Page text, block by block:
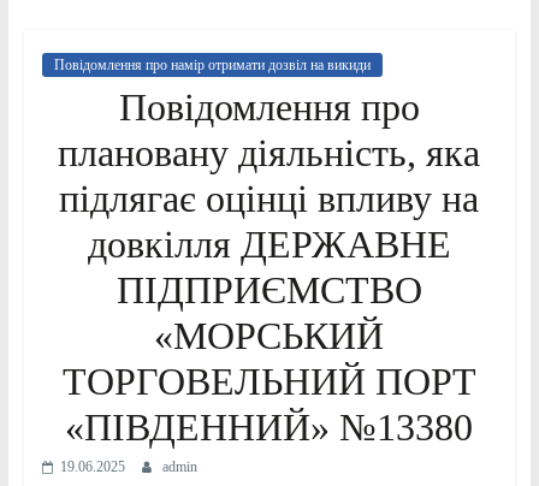
Повідомлення про намір отримати дозвіл на викиди
Повідомлення про
плановану діяльність, яка
підлягає оцінці впливу на
довкілля ДЕРЖАВНЕ
ПІДПРИЄМСТВО
«МОРСЬКИЙ
ТОРГОВЕЛЬНИЙ ПОРТ
«ПІВДЕННИЙ» №13380
19.06.2025 admin